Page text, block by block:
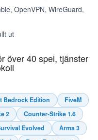
OpenVPN, WireGuard,
ut
över 40 spel, tjänster
Bedrock Edition
FiveM
2
Counter-Strike 1.6
Evolved
Arma 3